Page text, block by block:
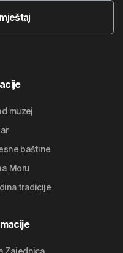
muzej
baštine
Moru
tradicije
Zajednica